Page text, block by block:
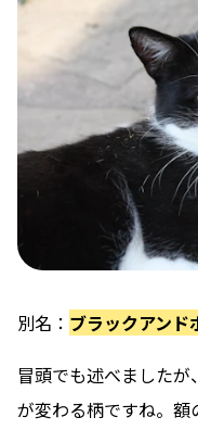
別名： ブラックアンド
冒頭でも述べましたが、
が変わる柄ですね。額